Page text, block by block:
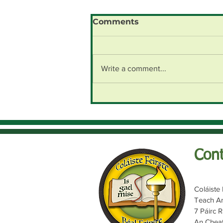
Comments
Write a comment...
Coláiste
Teach
7 Páirc